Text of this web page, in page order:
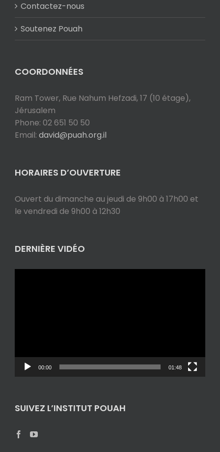
Contactez-nous
Soutenez Pouah
COORDONNÉES
Ram Tower, Rue Nahum Hefzadi, 17 (10 étage),
Jérusalem
Phone: 02 651 50 50
Email: david@puah.org.il
HORAIRES D’OUVERTURE
Ouvert du dimanche au jeudi de 9h00 à 17h00 et
le vendredi de 9h00 à 12h30
DERNIÈRE VIDÉO
00:00 01:48
SUIVEZ L’INSTITUT POUAH